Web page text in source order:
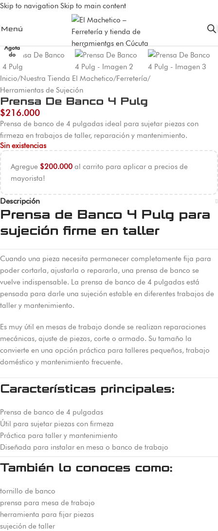
Skip to navigation Skip to main content
Menú
Agota
do
Inicio/Nuestra Tienda El Machetico/Ferretería/
Herramientas de Sujeción
Prensa De Banco 4 Pulg
$216.000
Prensa de banco de 4 pulgadas ideal para sujetar piezas con
firmeza en trabajos de taller, reparación y mantenimiento.
Sin existencias
Agregue $200.000 al carrito para aplicar a precios de
mayorista!
Descripción
Prensa de Banco 4 Pulg para
sujeción firme en taller
Cuando una pieza necesita permanecer completamente fija para
poder cortarla, ajustarla o repararla, una prensa de banco se
vuelve indispensable. La prensa de banco de 4 pulgadas está
pensada para darle una sujeción estable en diferentes trabajos de
taller y mantenimiento.
Es muy útil en mesas de trabajo donde se realizan reparaciones
mecánicas, ajuste de piezas, corte o armado. Su tamaño la
convierte en una opción práctica para talleres pequeños, trabajo
doméstico y mantenimiento frecuente.
Características principales:
Prensa de banco de 4 pulgadas
Útil para sujetar piezas con firmeza
Práctica para taller y mantenimiento
Diseñada para instalar en mesa o banco de trabajo
También lo conoces como:
tornillo de banco
prensa para mesa de trabajo
herramienta para fijar piezas
sujeción de taller